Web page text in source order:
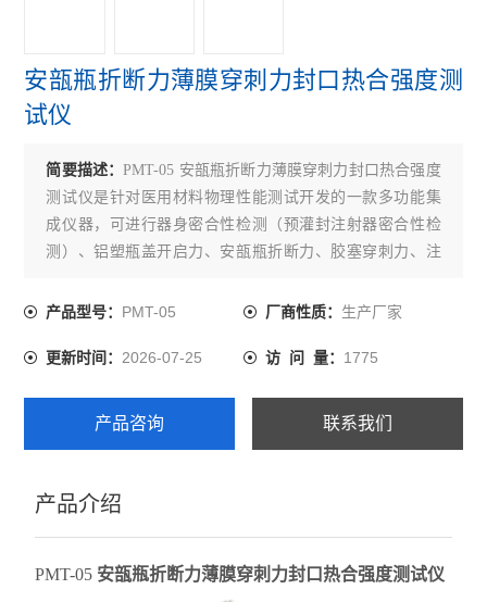
胶塞穿刺力测试仪
轴偏差（圆跳动）测试仪
医药包装撕拉力测试仪
安瓿瓶折断力薄膜穿刺力封口热合强度测
试仪
简要描述：PMT-05 安瓿瓶折断力薄膜穿刺力封口热合强度
测试仪是针对医用材料物理性能测试开发的一款多功能集
成仪器，可进行器身密合性检测（预灌封注射器密合性检
测）、铝塑瓶盖开启力、安瓿瓶折断力、胶塞穿刺力、注
位移测试
产品型号： PMT-05 厂商性质： 生产厂家
更新时间：2026-07-25 访 问 量： 1775
产品咨询 联系我们
产品介绍
PMT-05 安瓿瓶折断力薄膜穿刺力封口热合强度测试仪